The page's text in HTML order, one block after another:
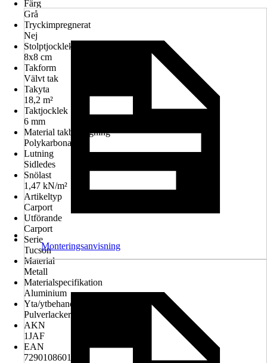
Färg
Grå
Tryckimpregnerat
Nej
Stolptjocklek
8x8 cm
Takform
Välvt tak
Takyta
18,2 m²
Taktjocklek
6 mm
Material takbeläggning
Polykarbonat
Lutning
Sidledes
Snölast
1,47 kN/m²
Artikeltyp
Carport
Utförande
Carport
Serie
Tucson
Material
Metall
Materialspecifikation
Aluminium
Yta/ytbehandling
Pulverlackerad
AKN
1JAF
EAN
7290108601626
Monteringsanvisning